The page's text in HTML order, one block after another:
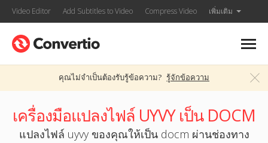
Video Editor Add Subtitles to Video Compress Video เพิ่มเติม
คุณไม่จำเป็นต้องรับรู้ข้อความ? รู้จักข้อความ
เครื่องมือแปลงไฟล์ UYVY เป็น DOCM
แปลงไฟล์ uyvy ของคุณให้เป็น docm ผ่านช่องทาง